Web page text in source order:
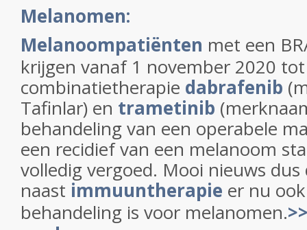
Melanomen:
Melanoompatiënten met een
krijgen vanaf 1 november 2020
combinatietherapie dabrafenib
Tafinlar) en trametinib
behandeling van een operabele
een recidief van een melanoom
volledig vergoed. Mooi nieuws dus
naast immuuntherapie er nu
behandeling is voor melanomen.